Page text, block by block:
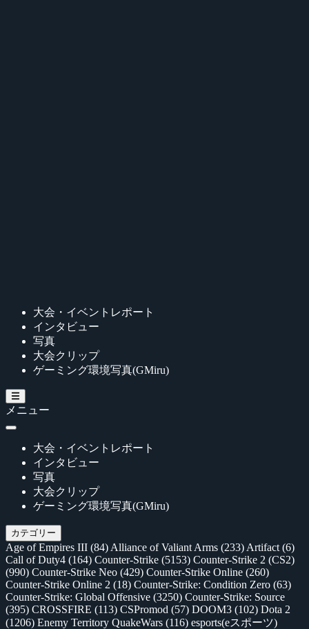
大会・イベントレポート
インタビュー
写真
大会クリップ
ゲーミング環境写真(GMiru)
メニュー
大会・イベントレポート
インタビュー
写真
大会クリップ
ゲーミング環境写真(GMiru)
カテゴリー
Age of Empires III (84) Alliance of Valiant Arms (233) Artifact (6)
Call of Duty4 (164) Counter-Strike (5153) Counter-Strike 2 (CS2)
(990) Counter-Strike Neo (429) Counter-Strike Online (260)
Counter-Strike Online 2 (18) Counter-Strike: Condition Zero (63)
Counter-Strike: Global Offensive (3250) Counter-Strike: Source
(395) CROSSFIRE (113) CSPromod (57) DOOM3 (102) Dota 2
(1206) Enemy Territory QuakeWars (116) esports(eスポーツ)